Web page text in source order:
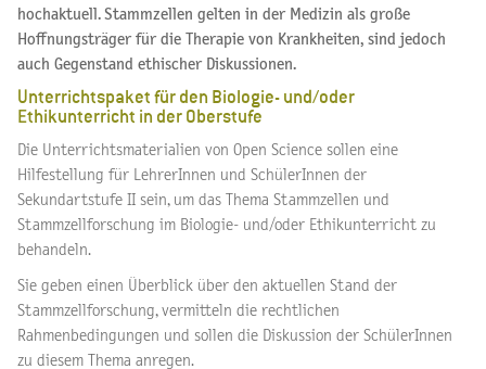
hochaktuell. Stammzellen gelten in der Medizin als große
Hoffnungsträger für die Therapie von Krankheiten, sind jedoch
auch Gegenstand ethischer Diskussionen.
Unterrichtspaket für den Biologie- und/oder
Ethikunterricht in der Oberstufe
Die Unterrichtsmaterialien von Open Science sollen eine
Hilfestellung für LehrerInnen und SchülerInnen der
Sekundartstufe II sein, um das Thema Stammzellen und
Stammzellforschung im Biologie- und/oder Ethikunterricht zu
behandeln.
Sie geben einen Überblick über den aktuellen Stand der
Stammzellforschung, vermitteln die rechtlichen
Rahmenbedingungen und sollen die Diskussion der SchülerInnen
zu diesem Thema anregen.